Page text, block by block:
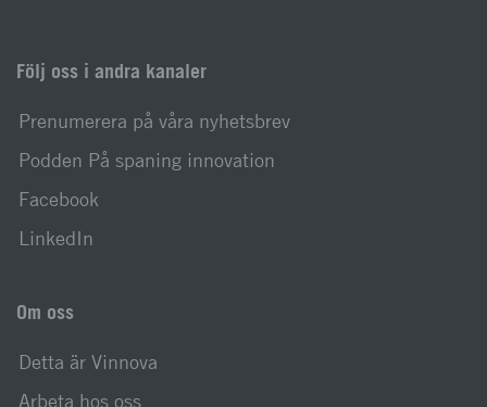
Följ oss i andra kanaler
Prenumerera på våra nyhetsbrev
Podden På spaning innovation
Facebook
LinkedIn
Om oss
Detta är Vinnova
Arbeta hos oss